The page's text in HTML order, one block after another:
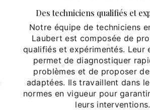
Des techniciens qualifiés et
Notre équipe de techniciens
Laubert est composée de
qualifiés et expérimentés. Leur
permet de diagnostiquer
problèmes et de proposer
adaptées. Ils travaillent dans
normes en vigueur pour
leurs interventions.